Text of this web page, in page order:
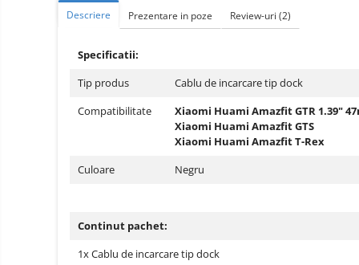
Tablete PC
Tablete pc cu proiector video
Tablete rezistente
Tablete pentru copii
Laptop-uri
Camere auto, home si sport
Camere auto DVR
Descriere Prezentare in poze Review-uri (2)
Specificatii:
Tip produs
Cablu de incarcare tip dock
Compatibilitate
Xiaomi Huami Amazfit GTR 1.39"
Xiaomi Huami Amazfit GTS
Xiaomi Huami Amazfit T-Rex
Culoare
Negru
Continut pachet:
1x Cablu de incarcare tip dock